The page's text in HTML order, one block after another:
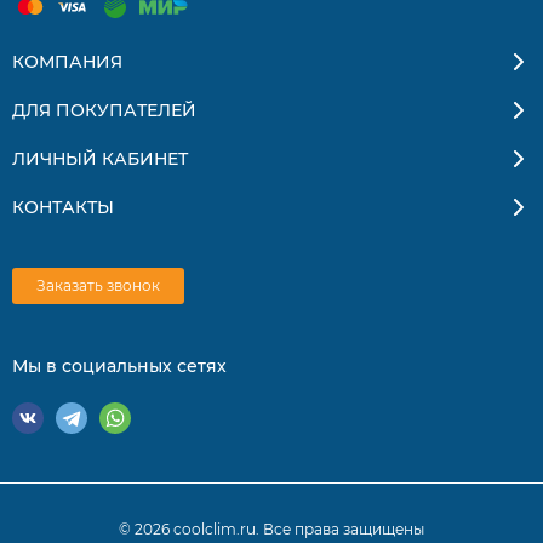
КОМПАНИЯ
ДЛЯ ПОКУПАТЕЛЕЙ
ЛИЧНЫЙ КАБИНЕТ
КОНТАКТЫ
Заказать звонок
Мы в социальных сетях
© 2026 coolclim.ru. Все права защищены